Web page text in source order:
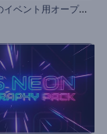
ア
ップビートのイベント用オープニング動画